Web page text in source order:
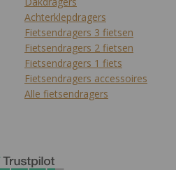
Achterklepdragers
Fietsendragers 3 fietsen
Fietsendragers 2 fietsen
Fietsendragers 1 fiets
Fietsendragers accessoires
Alle fietsendragers